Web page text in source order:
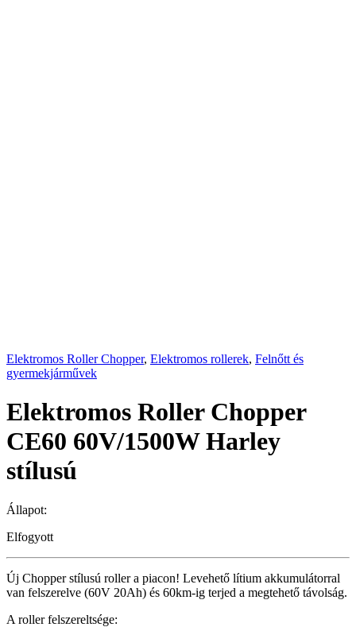
Elektromos Roller Chopper, Elektromos rollerek, Felnőtt és
gyermekjárművek
Elektromos Roller Chopper
CE60 60V/1500W Harley
stílusú
Állapot:
Elfogyott
Új Chopper stílusú roller a piacon! Levehető lítium akkumulátorral
van felszerelve (60V 20Ah) és 60km-ig terjed a megtehető távolság.
A roller felszereltsége: